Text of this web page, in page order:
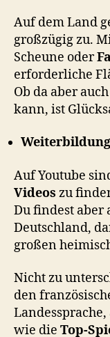
Auf dem Land
großzügig zu.
Scheune oder
erforderliche
Ob da aber
kann, ist
Auf Youtube
Videos zu
Du findest aber
Deutschland,
großen
Nicht zu
den
wie die Top-